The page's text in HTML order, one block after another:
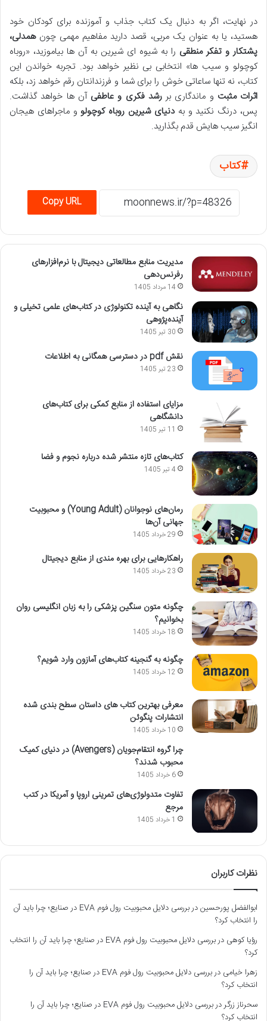
در نهایت، اگر به دنبال یک کتاب جذاب و آموزنده برای کودکان خود
هستید، یا به عنوان یک مربی، قصد دارید مفاهیم مهمی چونهمدلی،
پشتکار و تفکر منطقی را به شیوه ای شیرین به آن ها بیاموزید، «روباه
کوچولو و سیب ها» انتخابی بی نظیر خواهد بود. تجربه خواندن این
کتاب، نه تنها ساعاتی خوش را برای شما و فرزندانتان رقم خواهد زد، بلکه
اثرات مثبت و ماندگاری بررشد فکری و عاطفی آن ها خواهد گذاشت.
پس، درنگ نکنید و بهدنیای شیرین روباه کوچولو و ماجراهای هیجان
انگیز سیب هایش قدم بگذارید.
کتاب
Copy URL
مدیریت منابع مطالعاتی دیجیتال با نرم‌افزارهای
رفرنس‌دهی
14 مرداد 1405
نگاهی به آینده تکنولوژی در کتاب‌های علمی تخیلی و
آینده‌پژوهی
30 تیر 1405
نقش pdf در دسترسی همگانی به اطلاعات
23 تیر 1405
مزایای استفاده از منابع کمکی برای کتاب‌های
دانشگاهی
11 تیر 1405
کتاب‌های تازه منتشر شده درباره نجوم و فضا
4 تیر 1405
رمان‌های نوجوانان (Young Adult) و محبوبیت
جهانی آن‌ها
29 خرداد 1405
راهکارهایی برای بهره مندی از منابع دیجیتال
23 خرداد 1405
چگونه متون سنگین پزشکی را به زبان انگلیسی روان
بخوانیم؟
18 خرداد 1405
چگونه به گنجینه کتاب‌های آمازون وارد شویم؟
12 خرداد 1405
معرفی بهترین کتاب های داستان سطح بندی شده
انتشارات پنگوئن
10 خرداد 1405
چرا گروه انتقام‌جویان (Avengers) در دنیای کمیک
محبوب شدند؟
6 خرداد 1405
تفاوت متدولوژی‌های تمرینی اروپا و آمریکا در کتب
مرجع
1 خرداد 1405
نظرات کاربران
ابوالفضل پورحسیندر
بررسی دلایل محبوبیت رول فوم EVA در صنایع؛ چرا باید آن
را انتخاب کرد؟
رؤیا کوهی در
بررسی دلایل محبوبیت رول فوم EVA در صنایع؛ چرا باید آن را انتخاب
کرد؟
زهرا خیامی در
بررسی دلایل محبوبیت رول فوم EVA در صنایع؛ چرا باید آن را
انتخاب کرد؟
سحرناز زرگردر
بررسی دلایل محبوبیت رول فوم EVA در صنایع؛ چرا باید آن را
انتخاب کرد؟